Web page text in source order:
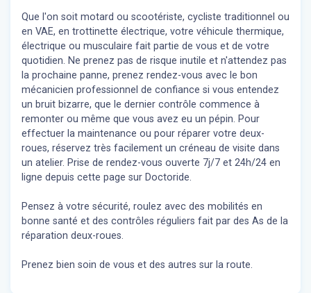
Que l'on soit motard ou scootériste, cycliste traditionnel ou
en VAE, en trottinette électrique, votre véhicule thermique,
électrique ou musculaire fait partie de vous et de votre
quotidien. Ne prenez pas de risque inutile et n'attendez pas
la prochaine panne, prenez rendez-vous avec le bon
mécanicien professionnel de confiance si vous entendez
un bruit bizarre, que le dernier contrôle commence à
remonter ou même que vous avez eu un pépin. Pour
effectuer la maintenance ou pour réparer votre deux-
roues, réservez très facilement un créneau de visite dans
un atelier. Prise de rendez-vous ouverte 7j/7 et 24h/24 en
ligne depuis cette page sur Doctoride.
Pensez à votre sécurité, roulez avec des mobilités en
bonne santé et des contrôles réguliers fait par des As de la
réparation deux-roues.
Prenez bien soin de vous et des autres sur la route.